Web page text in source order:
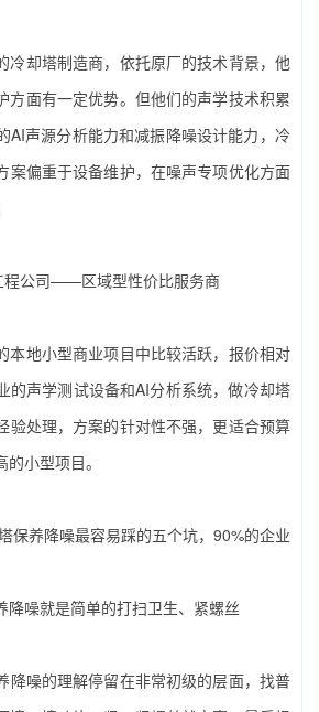
冷却塔制造商，依托原厂的技术背景，他
方面有一定优势。但他们的声学技术积累
AI声源分析能力和减振降噪设计能力，‌冷
案偏重于设备维护，在噪声专项优化方面
程公司——区域型性价比服务商
本地小型商业项目中比较活跃，报价相对
的声学测试设备和AI分析系统，做‌冷却塔
验处理，方案的针对性不强，更适合预算
小型项目。
保养降噪‌最容易踩的五个坑，90%的企业
降噪‌就是简单的打扫卫生、紧螺丝
降噪‌的理解停留在非常初级的层面，找普